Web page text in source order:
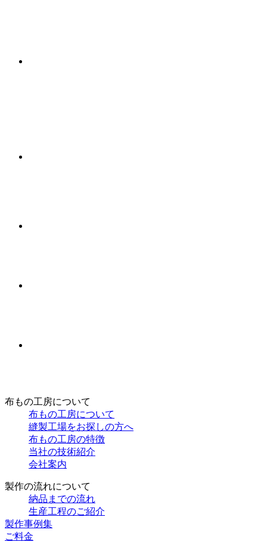
布もの工房について
布もの工房について
縫製工場をお探しの方へ
布もの工房の特徴
当社の技術紹介
会社案内
製作の流れについて
納品までの流れ
生産工程のご紹介
製作事例集
ご料金